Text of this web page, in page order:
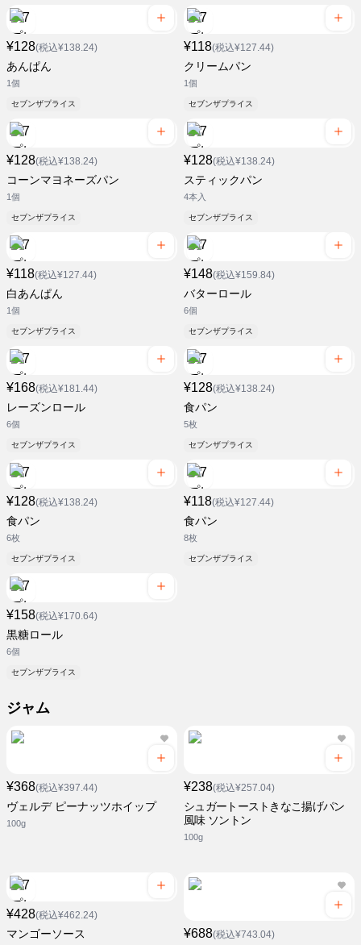
¥128(税込¥138.24)
あんぱん
1個
セブンザプライス
¥118(税込¥127.44)
クリームパン
1個
セブンザプライス
¥128(税込¥138.24)
コーンマヨネーズパン
1個
セブンザプライス
¥128(税込¥138.24)
スティックパン
4本入
セブンザプライス
¥118(税込¥127.44)
白あんぱん
1個
セブンザプライス
¥148(税込¥159.84)
バターロール
6個
セブンザプライス
¥168(税込¥181.44)
レーズンロール
6個
セブンザプライス
¥128(税込¥138.24)
食パン
5枚
セブンザプライス
¥128(税込¥138.24)
食パン
6枚
セブンザプライス
¥118(税込¥127.44)
食パン
8枚
セブンザプライス
¥158(税込¥170.64)
黒糖ロール
6個
セブンザプライス
ジャム
¥368(税込¥397.44)
ヴェルデ ピーナッツホイップ
100g
¥238(税込¥257.04)
シュガートーストきなこ揚げパン
風味 ソントン
100g
¥428(税込¥462.24)
マンゴーソース ¥688(税込¥743.04)